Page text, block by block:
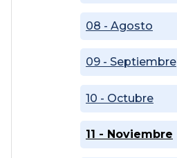
08 - Agosto
09 - Septiembre
10 - Octubre
11 - Noviembre